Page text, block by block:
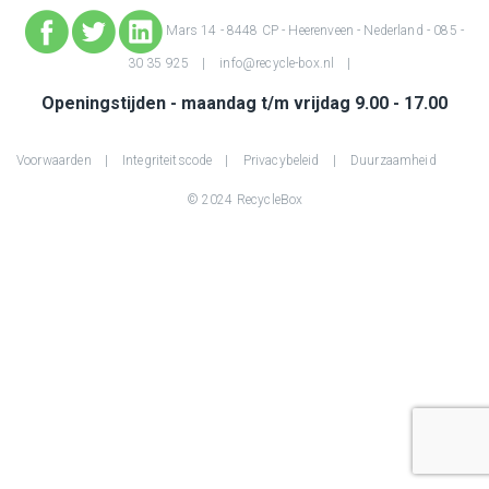
Mars 14 - 8448 CP - Heerenveen - Nederland - 085 -
30 35 925 info@recycle-box.nl
Openingstijden - maandag t/m vrijdag 9.00 - 17.00
Voorwaarden Integriteitscode Privacybeleid Duurzaamheid
© 2024 RecycleBox